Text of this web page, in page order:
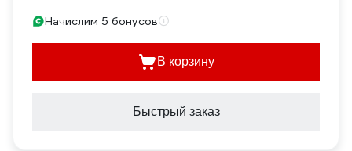
Начислим 5 бонусов
В корзину
Быстрый заказ